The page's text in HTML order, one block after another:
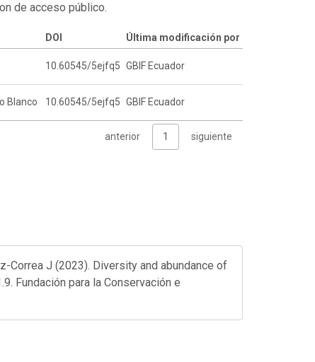
de acceso público.
DOI Última modificación por
10.60545/5ejfq5 GBIF Ecuador
Blanco 10.60545/5ejfq5 GBIF Ecuador
anterior 1 siguiente
Correa J (2023). Diversity and abundance of
Fundación para la Conservación e